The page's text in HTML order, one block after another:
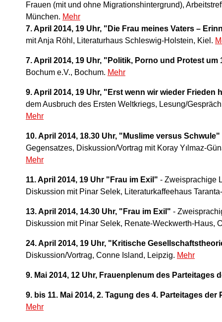
Frauen (mit und ohne Migrationshintergrund),
München. Mehr
7. April 2014, 19 Uhr, "Die Frau meines Vaters –
mit Anja Röhl, Literaturhaus Schleswig-Holstein, Kiel.
7. April 2014, 19 Uhr, "Politik, Porno und Protest um
Bochum e.V., Bochum. Mehr
9. April 2014, 19 Uhr, "Erst wenn wir wieder Frieden
dem Ausbruch des Ersten Weltkriegs, Lesung/
Mehr
10. April 2014, 18.30 Uhr, "Muslime versus Schwule"
Gegensatzes, Diskussion/Vortrag mit Koray Yılmaz-
Mehr
11. April 2014, 19 Uhr "Frau im Exil" - Zweisprachige
Diskussion mit Pinar Selek, Literaturkaffeehaus
13. April 2014, 14.30 Uhr, "Frau im Exil" -
Diskussion mit Pinar Selek, Renate-Weckwerth-Haus,
24. April 2014, 19 Uhr, "Kritische
Diskussion/Vortrag, Conne Island, Leipzig. Mehr
9. Mai 2014, 12 Uhr, Frauenplenum des Parteitages
9. bis 11. Mai 2014, 2. Tagung des 4. Parteitages der
Mehr